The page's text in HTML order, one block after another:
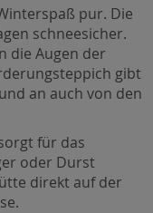
pur. Die
schneesicher.
die Augen der
gibt
an auch von den
für das
oder Durst
direkt auf der